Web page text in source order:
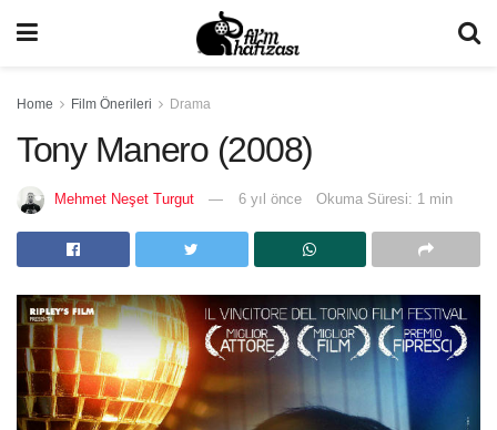
Home Film Önerileri Drama
Tony Manero (2008)
Mehmet Neşet Turgut 6 yıl önce Okuma Süresi: 1 min